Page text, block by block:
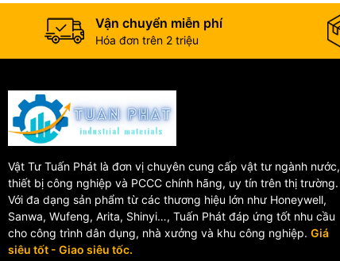
Vận chuyển miễn phí
Hóa đơn trên 2 triệu
Vật Tư Tuấn Phát là đơn vị chuyên cung cấp vật tư ngành nước,
thiết bị công nghiệp và PCCC chính hãng, uy tín trên thị trường.
Với đa dạng sản phẩm từ các thương hiệu lớn như Honeywell,
Sanwa, Wufeng, Arita, Shinyi…, Tuấn Phát đáp ứng tốt nhu cầu
cho công trình dân dụng, nhà xưởng và khu công nghiệp. Giá
siêu tốt - Giao siêu tốc.